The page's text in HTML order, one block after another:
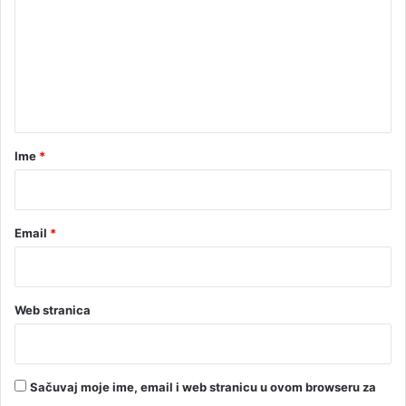
rIme *
Email *
Web stranica
Sačuvaj moje ime, email i web stranicu u ovom browseru za